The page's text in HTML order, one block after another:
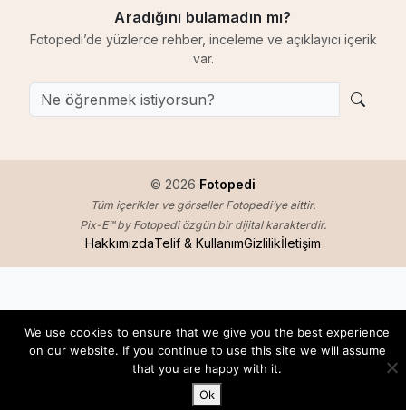
Aradığını bulamadın mı?
Fotopedi’de yüzlerce rehber, inceleme ve açıklayıcı içerik
var.
© 2026 Fotopedi
Tüm içerikler ve görseller Fotopedi’ye aittir.
Pix-E™ by Fotopedi özgün bir dijital karakterdir.
HakkımızdaTelif & KullanımGizlilikİletişim
We use cookies to ensure that we give you the best experience
on our website. If you continue to use this site we will assume
that you are happy with it.
Ok